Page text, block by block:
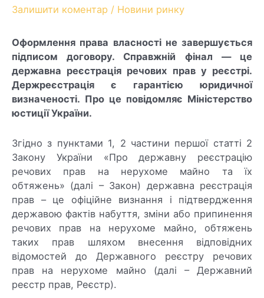
Залишити коментар / Новини ринку
Оформлення права власності не завершується
підписом договору. Справжній фінал — це
державна реєстрація речових прав у реєстрі.
Держреєстрація є гарантією юридичної
визначеності. Про це повідомляє Міністерство
юстиції України.
Згідно з пунктами 1, 2 частини першої статті 2
Закону України «Про державну реєстрацію
речових прав на нерухоме майно та їх
обтяжень» (далі – Закон) державна реєстрація
прав – це офіційне визнання і підтвердження
державою фактів набуття, зміни або припинення
речових прав на нерухоме майно, обтяжень
таких прав шляхом внесення відповідних
відомостей до Державного реєстру речових
прав на нерухоме майно (далі – Державний
реєстр прав, Реєстр).